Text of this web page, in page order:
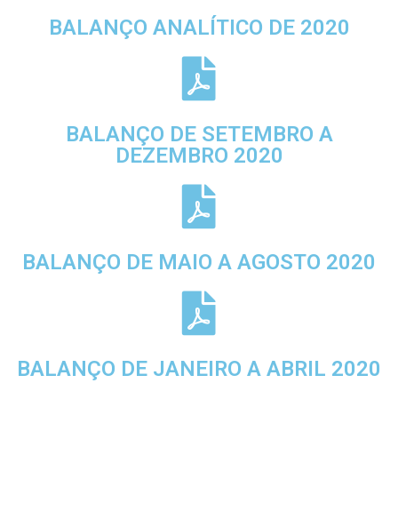
BALANÇO ANALÍTICO DE 2020
BALANÇO DE SETEMBRO A
DEZEMBRO 2020
BALANÇO DE MAIO A AGOSTO 2020
BALANÇO DE JANEIRO A ABRIL 2020